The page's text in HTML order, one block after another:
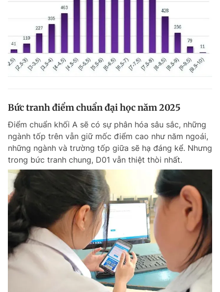
Bức tranh điểm chuẩn đại học năm 2025
Điểm chuẩn khối A sẽ có sự phân hóa sâu sắc, những
ngành tốp trên vẫn giữ mốc điểm cao như năm ngoái,
những ngành và trường tốp giữa sẽ hạ đáng kể. Nhưng
trong bức tranh chung, D01 vẫn thiệt thòi nhất.